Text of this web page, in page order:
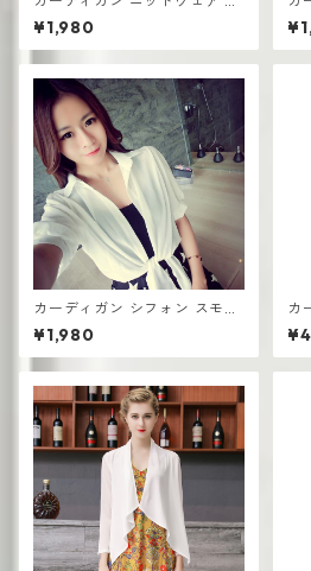
手ジャケット 春 ショート エア
コン対策 セーター
¥1,980
ス
ー
カーディガン シフォン スモー
ルショール サマーショートス
タイル 薄手 半袖 UV対策
¥1,980
カ
ス
ル